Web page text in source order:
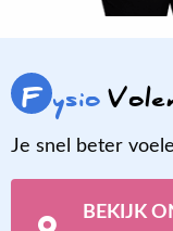
F ysio
Je snel beter
BEKIJK